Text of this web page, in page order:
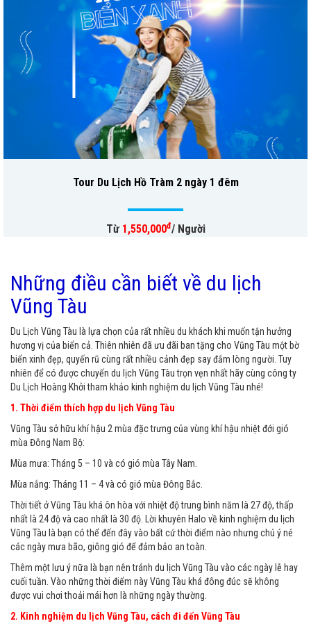
Tour Du Lịch Hồ Tràm 2 ngày 1 đêm
Từ 1,550,000đ/ Người
Những điều cần biết về du lịch
Vũng Tàu
Du Lịch Vũng Tàu là lựa chọn của rất nhiều du khách khi muốn tận hưởng
hương vị của biển cả. Thiên nhiên đã ưu đãi ban tặng cho Vũng Tàu một bờ
biển xinh đẹp, quyến rũ cùng rất nhiều cảnh đẹp say đắm lòng người. Tuy
nhiên để có được chuyến du lịch Vũng Tàu trọn vẹn nhất hãy cùng công ty
Du Lịch Hoàng Khởi tham khảo kinh nghiệm du lịch Vũng Tàu nhé!
1. Thời điểm thích hợp du lịch Vũng Tàu
Vũng Tàu sở hữu khí hậu 2 mùa đặc trưng của vùng khí hậu nhiệt đới gió
mùa Đông Nam Bộ:
Mùa mưa: Tháng 5 – 10 và có gió mùa Tây Nam.
Mùa nắng: Tháng 11 – 4 và có gió mùa Đông Bắc.
Thời tiết ở Vũng Tàu khá ôn hòa với nhiệt độ trung bình năm là 27 độ, thấp
nhất là 24 độ và cao nhất là 30 độ. Lời khuyên Halo về kinh nghiệm du lịch
Vũng Tàu là bạn có thể đến đây vào bất cứ thời điểm nào nhưng chú ý né
các ngày mưa bão, giông gió để đảm bảo an toàn.
Thêm một lưu ý nữa là bạn nên tránh du lịch Vũng Tàu vào các ngày lễ hay
cuối tuần. Vào những thời điểm này Vũng Tàu khá đông đúc sẽ không
được vui chơi thoải mái hơn là những ngày thường.
2. Kinh nghiệm du lịch Vũng Tàu, cách đi đến Vũng Tàu